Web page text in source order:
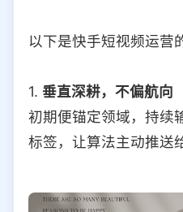
以下是快手短视频运营
1. 垂直深耕，不偏航向
初期便锚定领域，持续
标签，让算法主动推送